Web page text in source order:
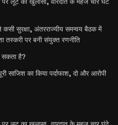
सुरक्षा, अंतरराज्यीय समन्वय बैठक में
पर बनी संयुक्त रणनीति
सकता है?
साजिश का किया पर्दाफाश, दो और आरोपी